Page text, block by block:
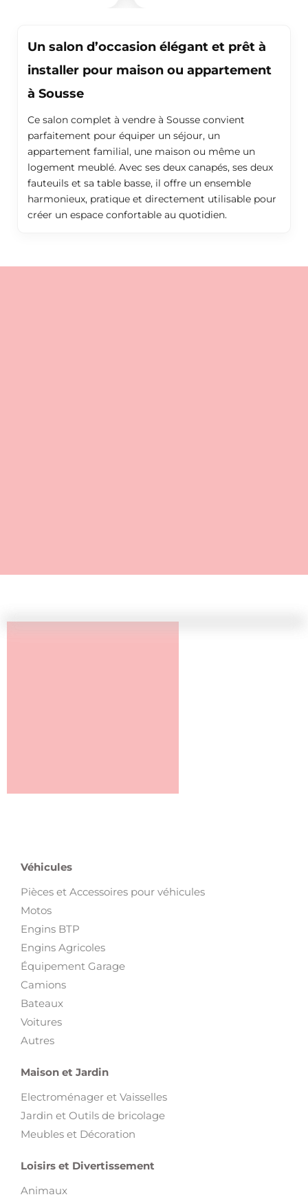
Un salon d’occasion élégant et prêt à
installer pour maison ou appartement
à Sousse
Ce salon complet à vendre à Sousse convient
parfaitement pour équiper un séjour, un
appartement familial, une maison ou même un
logement meublé. Avec ses deux canapés, ses deux
fauteuils et sa table basse, il offre un ensemble
harmonieux, pratique et directement utilisable pour
créer un espace confortable au quotidien.
Véhicules
Pièces et Accessoires pour véhicules
Motos
Engins BTP
Engins Agricoles
Équipement Garage
Camions
Bateaux
Voitures
Autres
Maison et Jardin
Electroménager et Vaisselles
Jardin et Outils de bricolage
Meubles et Décoration
Loisirs et Divertissement
Animaux